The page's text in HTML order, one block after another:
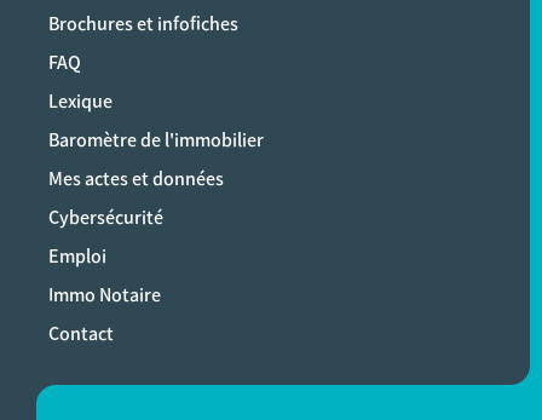
Brochures et infofiches
FAQ
Lexique
Baromètre de l'immobilier
Mes actes et données
Cybersécurité
Emploi
Immo Notaire
Contact